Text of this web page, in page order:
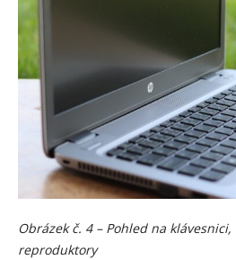
Obrázek č. 4 – Pohled na
reproduktory